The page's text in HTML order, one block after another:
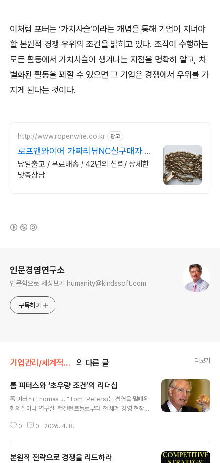
이처럼 포터는 ‘가치사슬’이라는 개념을 통해 기업이 지녀야
할 본원적 경쟁 우위의 조건을 밝히고 있다. 조직이 수행하는
모든 활동에서 가치사슬이 생겨나는 지점을 명확히 알고, 차
별화된 활동을 꾀할 수 있으면 그 기업은 경쟁에서 우위를 가
지게 된다는 것이다.
http://www.ropenwire.co.kr 광고
로프앤와이어 가짜리뷰NO실구매자 후
기증명
당일출고 / 무료배송 / 42년의 신뢰/ 상세한
맞춤상담
인문경영연구소
인문학으로 세상보기 humanity@kindssoft.com
구독하기
기업관리/세계적인 경영 구루들의 경영비법 의 다른 글 더보기
톰 피터스와 ‘초우량 조건’의 리더십
톰 피터스(Thomas J. "Tom" Peters)는 경영을 밀폐된
회의실이나 연구실, 컨설턴트들로부터 전 세계 경영 현장
지라 불리느 피터 드러커의 사상이 많은 저술과 연구 활동
일을 하나의 사상으로 결집시킨 것이다.톰 피터스는 빠르
0 0 2026. 4. 8.
본원적 전략으로 경쟁을 리드하라